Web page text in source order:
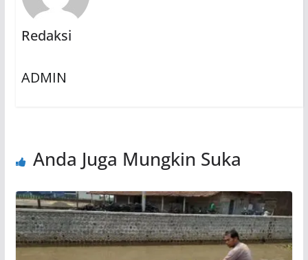
Redaksi
ADMIN
Anda Juga Mungkin Suka